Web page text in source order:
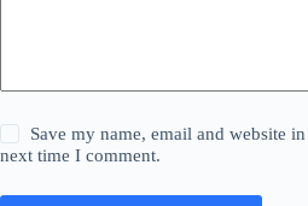
Save my name, email and website
next time I comment.